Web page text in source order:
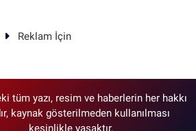
Reklam İçin
tüm yazı, resim ve haberlerin her hakkı
kaynak gösterilmeden kullanılması
kesinlikle yasaktır.